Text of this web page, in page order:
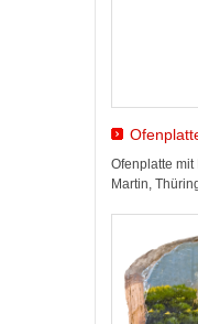
Ofenplatte
Martin,